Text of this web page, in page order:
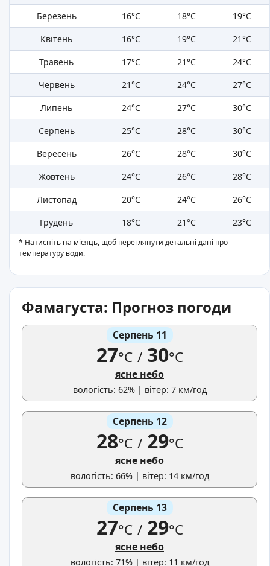
Березень
16°C 18°C
19°C
Квітень
16°C 19°C
21°C
Травень
17°C 21°C
24°C
Червень
21°C 24°C
27°C
Липень
24°C 27°C
30°C
Серпень
25°C 28°C
30°C
Вересень
26°C 28°C
30°C
Жовтень
24°C 26°C
28°C
Листопад
20°C 24°C
26°C
Грудень
18°C 21°C 23°C
* Натисніть на місяць, щоб переглянути детальні дані про
температуру води.
Фамагуста: Прогноз погоди
Серпень 11
27°C /30°C
ясне небо
вологість: 62% | вітер: 7 км/год
Серпень 12
28°C /29°C
ясне небо
вологість: 66% | вітер: 14 км/год
Серпень 13
27°C /29°C
ясне небо
вологість: 71% | вітер: 11 км/год